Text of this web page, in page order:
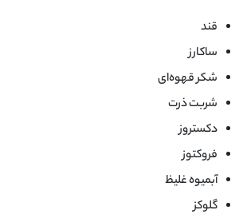
قند
ساکارز
شکر قهوه‌ای
شربت ذرت
دکستروز
فروکتوز
آبمیوه غلیظ
گلوکز